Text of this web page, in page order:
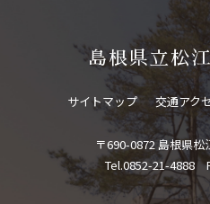
島根県立松
サイトマップ 交通アク
〒690-0872 島根県
Tel.0852-21-4888